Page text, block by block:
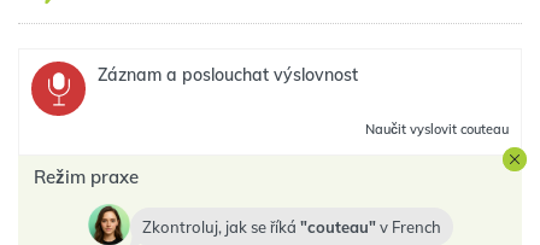
Záznam a poslouchat výslovnost
Naučit vyslovit couteau
Režim praxe
Zkontroluj, jak se říká couteau v French